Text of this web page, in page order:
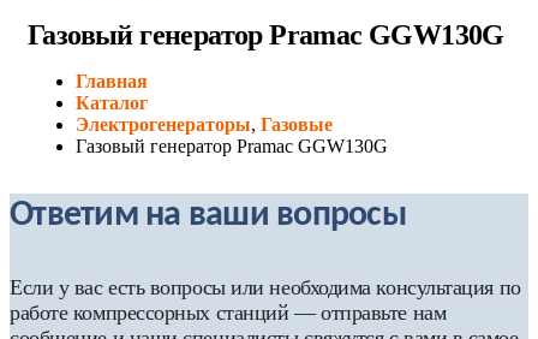
Газовый генератор Pramac GGW130G
Главная
Каталог
Электрогенераторы, Газовые
Газовый генератор Pramac GGW130G
Ответим на ваши вопросы
Если у вас есть вопросы или необходима консультация по
работе компрессорных станций — отправьте нам